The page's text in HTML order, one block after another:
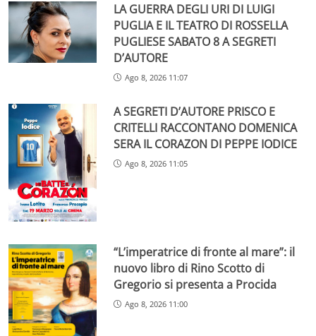
LA GUERRA DEGLI URI DI LUIGI
PUGLIA E IL TEATRO DI ROSSELLA
PUGLIESE SABATO 8 A SEGRETI
D’AUTORE
Ago 8, 2026 11:07
A SEGRETI D’AUTORE PRISCO E
CRITELLI RACCONTANO DOMENICA
SERA IL CORAZON DI PEPPE IODICE
Ago 8, 2026 11:05
“L’imperatrice di fronte al mare”: il
nuovo libro di Rino Scotto di
Gregorio si presenta a Procida
Ago 8, 2026 11:00